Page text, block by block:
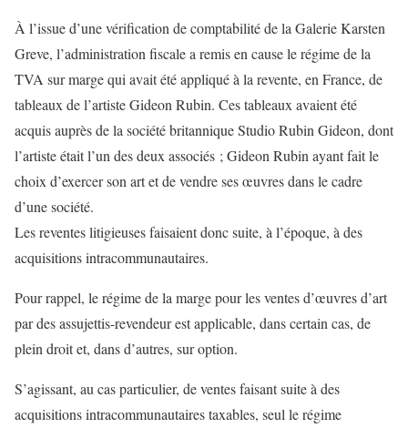
À l’issue d’une vérification de comptabilité de la Galerie Karsten
Greve, l’administration fiscale a remis en cause le régime de la
TVA sur marge qui avait été appliqué à la revente, en France, de
tableaux de l’artiste Gideon Rubin. Ces tableaux avaient été
acquis auprès de la société britannique Studio Rubin Gideon, dont
l’artiste était l’un des deux associés ; Gideon Rubin ayant fait le
choix d’exercer son art et de vendre ses œuvres dans le cadre
d’une société.
Les reventes litigieuses faisaient donc suite, à l’époque, à des
acquisitions intracommunautaires.
Pour rappel, le régime de la marge pour les ventes d’œuvres d’art
par des assujettis-revendeur est applicable, dans certain cas, de
plein droit et, dans d’autres, sur option.
S’agissant, au cas particulier, de ventes faisant suite à des
acquisitions intracommunautaires taxables, seul le régime